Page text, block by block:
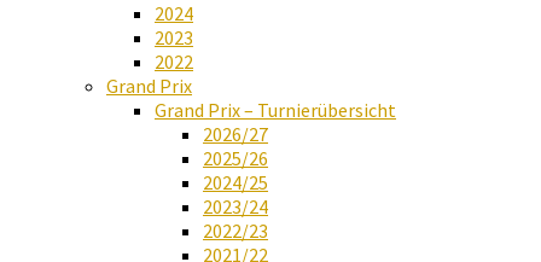
2024
2023
2022
Grand Prix
Grand Prix – Turnierübersicht
2026/27
2025/26
2024/25
2023/24
2022/23
2021/22